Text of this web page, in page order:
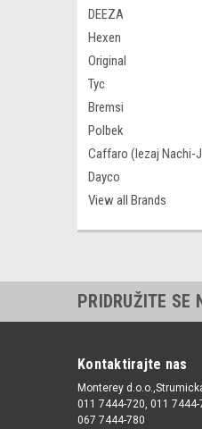
DEEZA
Hexen
Original
Tyc
Bremsi
Polbek
Caffaro (lezaj Nachi-
Dayco
View all Brands
PRIDRUŽITE SE
Kontaktirajte nas
Monterey
011 7444-720, 011 7444-
067 7444-780